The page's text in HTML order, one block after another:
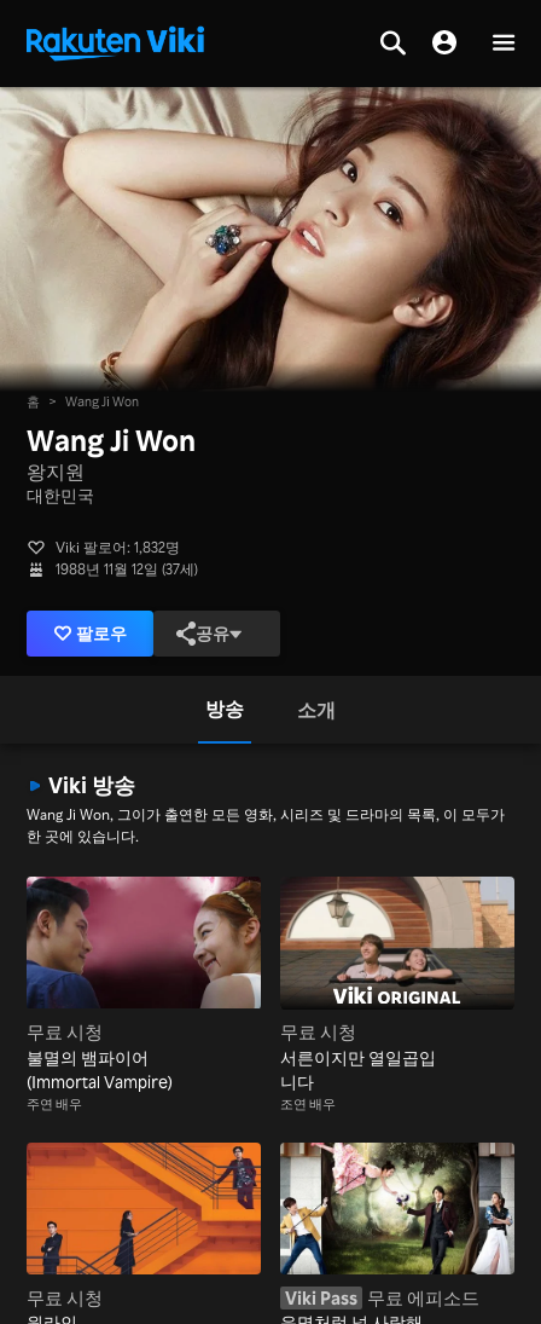
홈 > Wang Ji Won
Wang Ji Won
왕지원
대한민국
Viki 팔로어: 1,832명
1988년 11월 12일 (37세)
팔로우 공유
방송 소개
Viki 방송
Wang Ji Won, 그이가 출연한 모든 영화, 시리즈 및 드라마의 목록, 이 모두가
한 곳에 있습니다.
무료 시청
불멸의 뱀파이어
(Immortal Vampire)
주연 배우
무료 시청
서른이지만 열일곱입
니다
조연 배우
무료 시청 Viki Pass 무료 에피소드